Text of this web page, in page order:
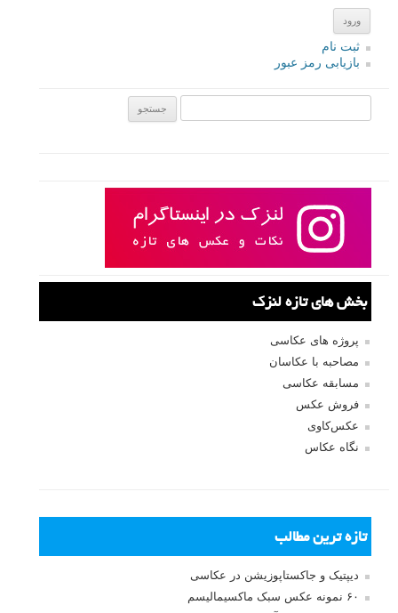
ثبت نام
بازیابی رمز عبور
بخش های تازه لنزک
پروژه های عکاسی
مصاحبه با عکاسان
مسابقه عکاسی
فروش عکس
عکس‌کاوی
نگاه عکاس
تازه ترین مطالب
دیپتیک و جاکستا‌پوزیشن در عکاسی
۶۰ نمونه عکس سبک ماکسیمالیسم